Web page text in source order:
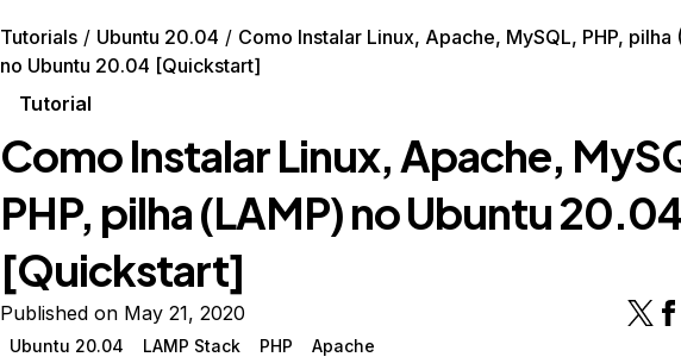
Tutorials Ubuntu 20.04
Como Instalar Linux, Apache, MySQL, PHP, pilha
no Ubuntu 20.04 [Quickstart]
Tutorial
Como Instalar Linux, Apache,
PHP, pilha (LAMP) no Ubuntu
[Quickstart]
Published on May 21, 2020
Ubuntu 20.04 LAMP Stack PHP Apache